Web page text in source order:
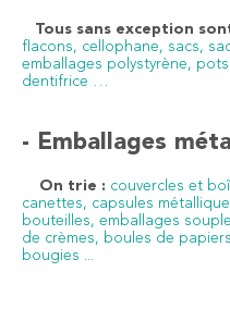
Tous sans exception
flacons, cellophane, sacs,
emballages polystyrène,
dentifrice …
- Emballages
On trie : couvercles et
canettes, capsules
bouteilles, emballages
de crèmes, boules de
bougies ...